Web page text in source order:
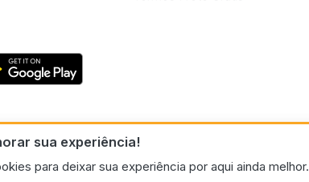
sua experiência!
para deixar sua experiência por aqui ainda melhor.
GERAL GEEK PORTAL ELETRONICO LTDA.